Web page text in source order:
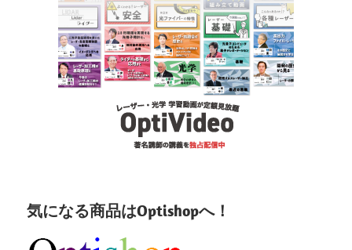
気になる商品はOptishopへ！